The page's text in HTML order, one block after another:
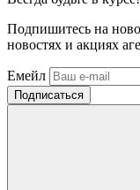
Подпишитесь на
новостях и акциях
Емейл